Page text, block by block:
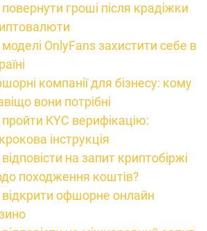
гроші після крадіжки
OnlyFans захистити себе в
компанії для бізнесу: кому
вони потрібні
KYC верифікацію:
інструкція
на запит криптобіржі
походження коштів?
офшорне онлайн